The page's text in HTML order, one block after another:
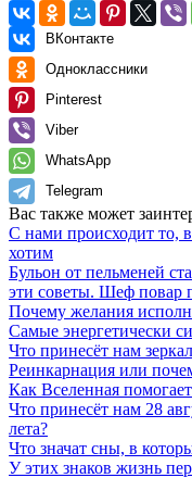
ВКонтакте
Одноклассники
Pinterest
Viber
WhatsApp
Telegram
Вас также может
С нами происходит то,
хотим
Бульон от пельменей
эти советы. Шеф повар
Почему желания
Самые энергетически
Что принесёт нам
Реинкарнация или
Как Вселенная
Что принесёт нам 28
лета?
Что значат сны, в
У этих знаков жизнь